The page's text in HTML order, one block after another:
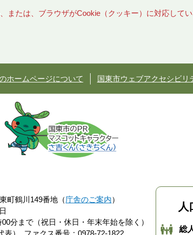
または、ブラウザがCookie（クッキー）に対応して
ホームページについて 国東市ウェブアクセシビリ
町鶴川149番地（庁舎のご案内）
分まで（祝日・休日・年末年始を除く）
）
ファクス番号：0978-72-1822
人
総